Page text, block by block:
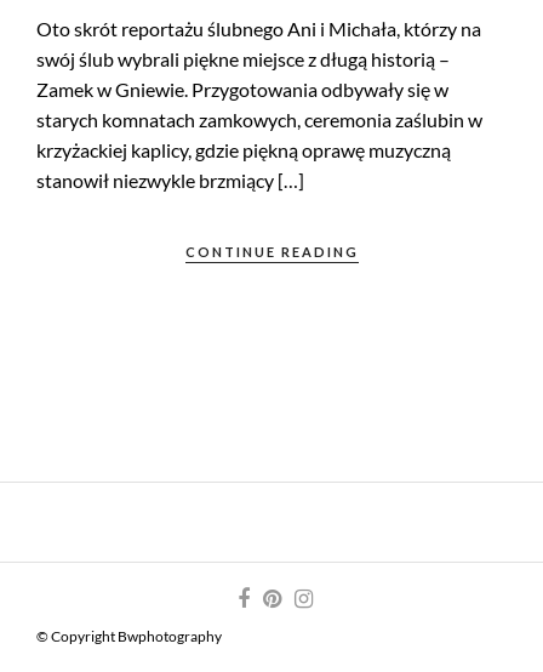
Oto skrót reportażu ślubnego Ani i Michała, którzy na
swój ślub wybrali piękne miejsce z długą historią –
Zamek w Gniewie. Przygotowania odbywały się w
starych komnatach zamkowych, ceremonia zaślubin w
krzyżackiej kaplicy, gdzie piękną oprawę muzyczną
stanowił niezwykle brzmiący […]
CONTINUE READING
© Copyright Bwphotography